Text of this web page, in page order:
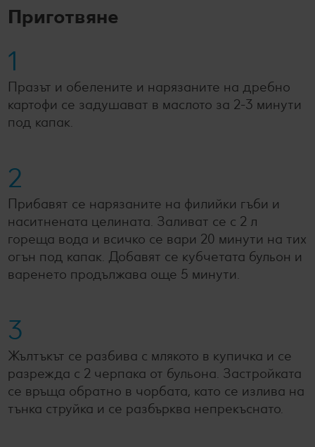
Приготвяне
1
Празът и обелените и нарязаните на дребно
картофи се задушават в маслото за 2-3 минути
под капак.
2
Прибавят се нарязаните на филийки гъби и
наситнената целината. Заливат се с 2 л
гореща вода и всичко се вари 20 минути на тих
огън под капак. Добавят се кубчетата бульон и
варенето продължава още 5 минути.
3
Жълтъкът се разбива с млякото в купичка и се
разрежда с 2 черпака от бульона. Застройката
се връща обратно в чорбата, като се излива на
тънка струйка и се разбърква непрекъснато.